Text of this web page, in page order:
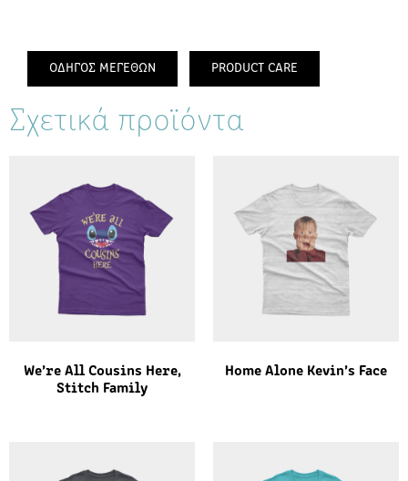
ΟΔΗΓΟΣ ΜΕΓΕΘΩΝ PRODUCT CARE
Σχετικά προϊόντα
We’re All Cousins Here,
Stitch Family
Home Alone Kevin’s Face